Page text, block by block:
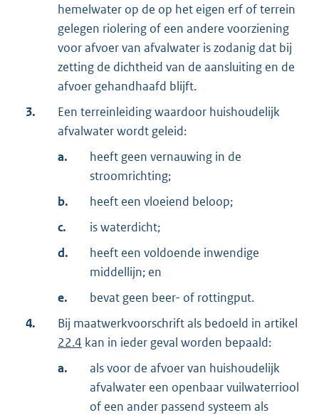
hemelwater op de op het eigen erf of terrein
gelegen riolering of een andere voorziening
voor afvoer van afvalwater is zodanig dat bij
zetting de dichtheid van de aansluiting en de
afvoer gehandhaafd blijft.
3.
Een terreinleiding waardoor huishoudelijk
afvalwater wordt geleid:
a.
heeft geen vernauwing in de
stroomrichting;
b.
heeft een vloeiend beloop;
c.
is waterdicht;
d.
heeft een voldoende inwendige
middellijn; en
e.
bevat geen beer- of rottingput.
4.
Bij maatwerkvoorschrift als bedoeld in artikel
22.4 kan in ieder geval worden bepaald:
a.
als voor de afvoer van huishoudelijk
afvalwater een openbaar vuilwaterriool
of een ander passend systeem als